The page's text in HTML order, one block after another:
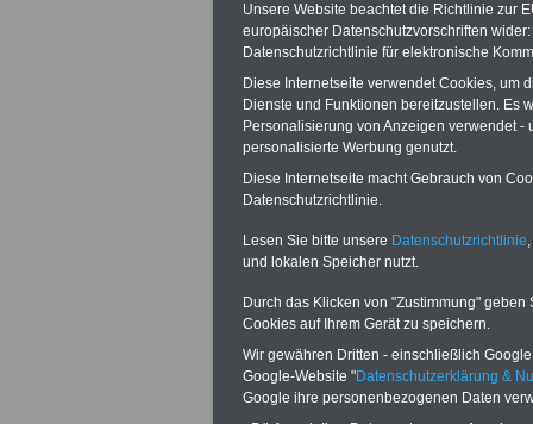
§ 7 - Leiter der
§ 8 - Verbot
Begünstigung
§ 9 -
§ 10 -
Abschnitt II
Personalrat
1. Wahl und
Unsere Website beachtet die Richtlinie zur
europäischer Datenschutzvorschriften
Datenschutzrichtlinie für elektronische
Diese Internetseite verwendet Cookies, um
Dienste und Funktionen bereitzustellen. Es
Personalisierung von Anzeigen verwendet
personalisierte Werbung genutzt.
Diese Internetseite macht Gebrauch von
Datenschutzrichtlinie.
Lesen Sie bitte unsere Datenschutzrichtlinie
und lokalen Speicher nutzt.
Durch das Klicken von "Zustimmung"
Cookies auf Ihrem Gerät zu speichern.
Wir gewähren Dritten - einschließlich
Google-Website "Datenschutzerklärung &
Google ihre personenbezogenen Daten